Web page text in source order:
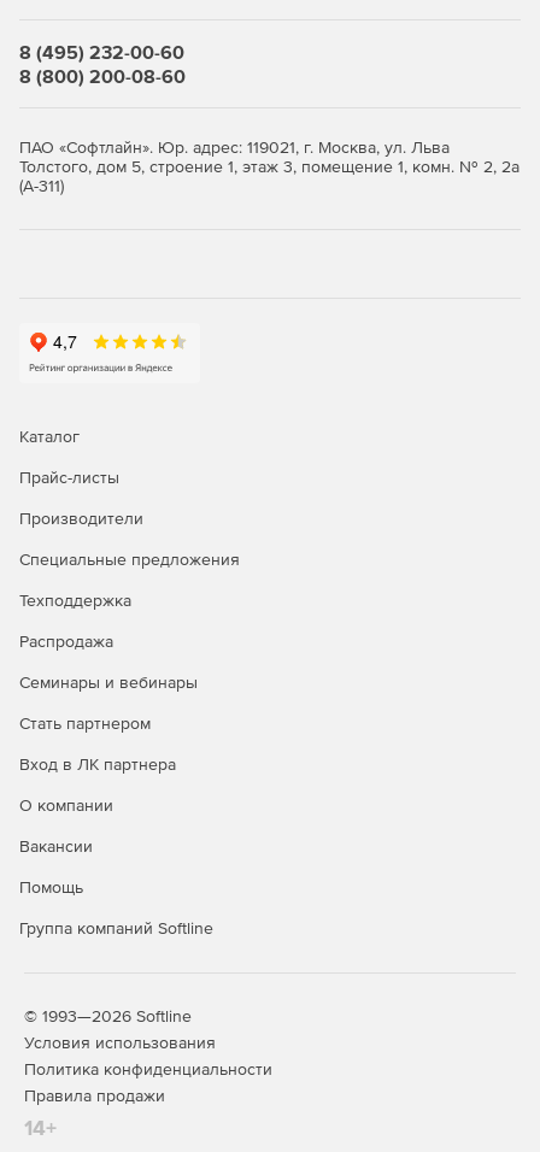
8 (495) 232-00-60
8 (800) 200-08-60
ПАО «Софтлайн». Юр. адрес: 119021, г. Москва, ул. Льва
Толстого, дом 5, строение 1, этаж 3, помещение 1, комн. № 2, 2а
(А-311)
Каталог
Прайс-листы
Производители
Специальные предложения
Техподдержка
Распродажа
Семинары и вебинары
Стать партнером
Вход в ЛК партнера
О компании
Вакансии
Помощь
Группа компаний Softline
© 1993—2026 Softline
Условия использования
Политика конфиденциальности
Правила продажи
14+